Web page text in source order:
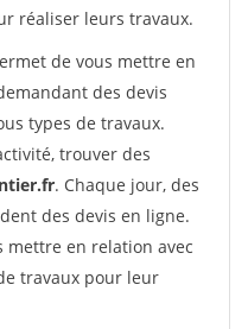
réaliser leurs travaux.
de vous mettre en
des devis
types de travaux.
trouver des
. Chaque jour, des
des devis en ligne.
mettre en relation avec
travaux pour leur